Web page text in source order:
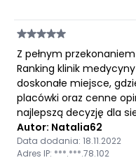
Z pełnym
Ranking klinik
doskonałe miejsce,
placówki oraz cenne
najlepszą decyzję dla
Autor: Natalia62
Data dodania: 18.11.2022
Adres IP: ***.***.78.102